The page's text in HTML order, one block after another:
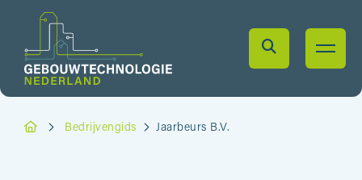
Bedrijvengids Jaarbeurs B.V.